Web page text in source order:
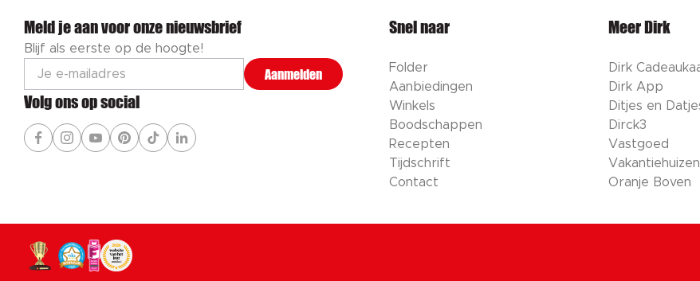
Meld je aan voor onze nieuwsbrief
Blijf als eerste op de hoogte!
Aanmelden
Volg ons op social
Snel naar
Folder
Aanbiedingen
Winkels
Boodschappen
Recepten
Tijdschrift
Contact
Meer Dirk
Dirk
Dirk App
Ditjes en
Dirck3
Vastgoed
Vakantiehuizen
Oranje Boven